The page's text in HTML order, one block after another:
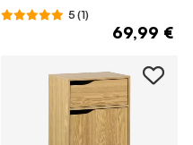
5 (1)
69,99 €